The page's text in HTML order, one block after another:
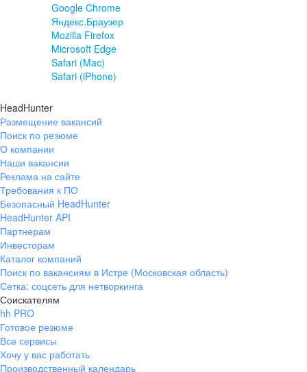
Google Chrome
Яндекс.Браузер
Mozilla Firefox
Microsoft Edge
Safari (Mac)
Safari (iPhone)
HeadHunter
Размещение вакансий
Поиск по резюме
О компании
Наши вакансии
Реклама на сайте
Требования к ПО
Безопасный HeadHunter
HeadHunter API
Партнерам
Инвесторам
Каталог компаний
Поиск по вакансиям в Истре (Московская область)
Сетка: соцсеть для нетворкинга
Соискателям
hh PRO
Готовое резюме
Все сервисы
Хочу у вас работать
Производственный календарь